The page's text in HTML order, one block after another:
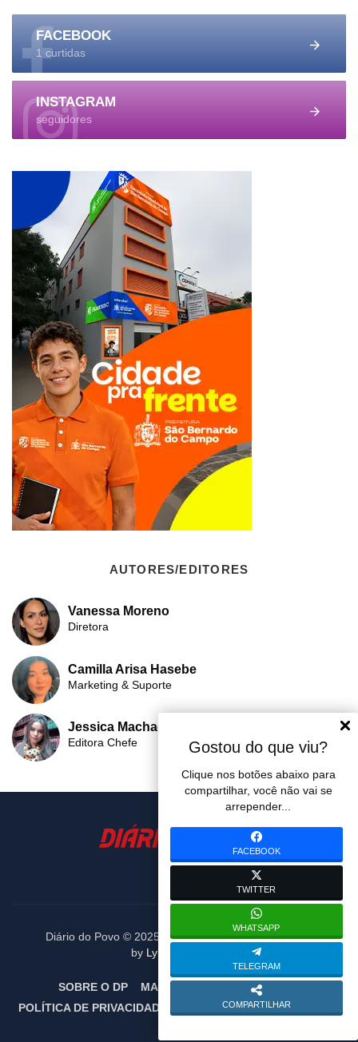
FACEBOOK
1 curtidas
INSTAGRAM
seguidores
AUTORES/EDITORES
Vanessa Moreno
Diretora
Camilla Arisa Hasebe
Marketing & Suporte
Jessica Machado
Editora Chefe
Diário do Povo © 2025. Todos os diretos reservados.
by Lybni Soluctions
SOBRE O DP MARCÃO DO POVO
EQUIPE
POLÍTICA DE PRIVACIDADE
TERMOS DE USO CONTATO
Gostou do que viu?
Clique nos botões abaixo para
compartilhar, você não vai se
arrepender...
FACEBOOK
TWITTER
WHATSAPP
TELEGRAM
COMPARTILHAR